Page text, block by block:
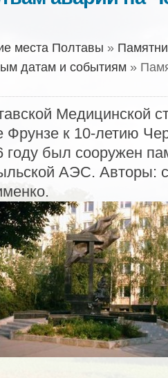
места Полтавы »
датам и событиям »
Медицинской
Фрунзе к 10-летию
году был сооружен
АЭС. Авторы: